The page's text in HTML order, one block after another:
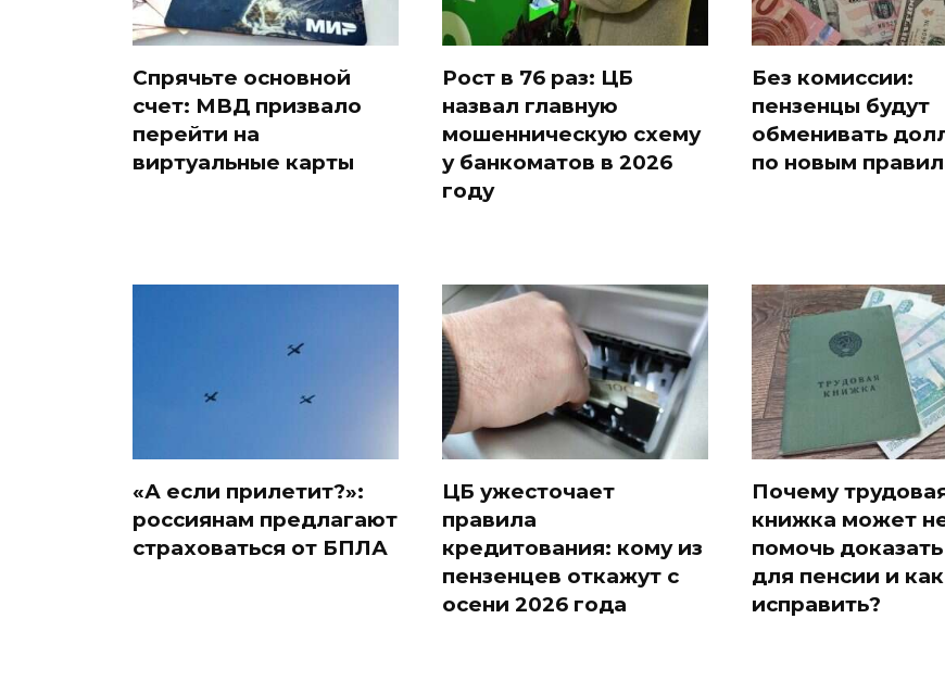
Спрячьте основной
счет: МВД призвало
перейти на
виртуальные карты
Рост в 76 раз: ЦБ
назвал главную
мошенническую схему
у банкоматов в 2026
году
Без комиссии:
пензенцы будут
обменивать
по новым
«А если прилетит?»:
россиянам предлагают
страховаться от БПЛА
ЦБ ужесточает
правила
кредитования: кому из
пензенцев откажут с
осени 2026 года
Почему
книжка может
помочь
для пенсии и
исправить?